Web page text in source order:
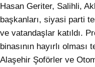
Hasan Geriter, Salihli,
başkanları, siyasi parti
ve vatandaşlar katıldı.
binasının hayırlı
Alaşehir Şoförler ve